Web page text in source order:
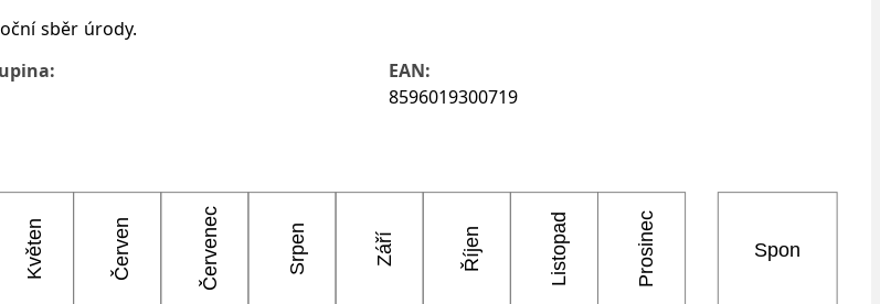
sběr úrody.
EAN:
8596019300719
Květen Červen Červenec Srpen Září Říjen Listopad Prosinec Spon